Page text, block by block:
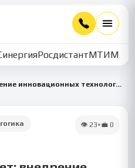
РосдистантМТИММУ
Внедрение инновационных технологий в образовательной организации
👁 23•💼 0